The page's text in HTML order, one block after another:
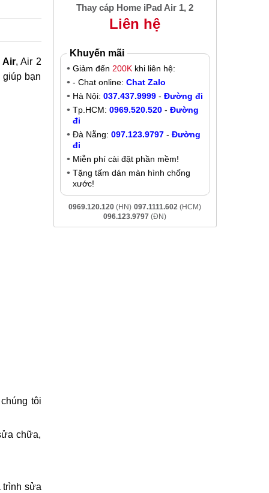
Air, Air 2
bạn
tôi
chữa,
trình sửa
Thay cáp Home iPad Air 1, 2
Liên hệ
Khuyến mãi
Giảm đến 200Kkhi liên hệ:
- Chat online: Chat Zalo
Hà Nội: 037.437.9999- Đường đi
Tp.HCM: 0969.520.520- Đường
đi
Đà Nẵng: 097.123.9797- Đường
đi
Miễn phí cài đặt phần mềm!
Tặng tấm dán màn hình chống
xước!
0969.120.120 (HN) 097.1111.602 (HCM)
096.123.9797 (ĐN)